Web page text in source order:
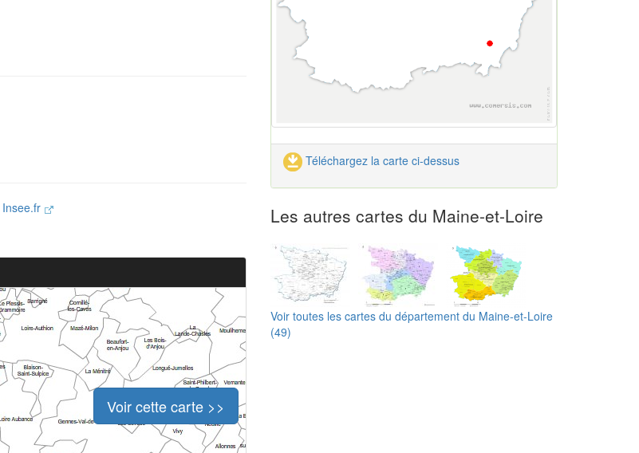
Insee.fr
Voir cette carte >>
Téléchargez la carte ci-dessus
Les autres cartes du Maine-et-Loire
Voir toutes les cartes du département du Maine-et-Loire
(49)